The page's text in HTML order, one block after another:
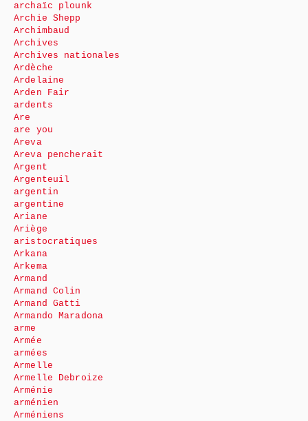
archaïc plounk
Archie Shepp
Archimbaud
Archives
Archives nationales
Ardèche
Ardelaine
Arden Fair
ardents
Are
are you
Areva
Areva pencherait
Argent
Argenteuil
argentin
argentine
Ariane
Ariège
aristocratiques
Arkana
Arkema
Armand
Armand Colin
Armand Gatti
Armando Maradona
arme
Armée
armées
Armelle
Armelle Debroize
Arménie
arménien
Arméniens